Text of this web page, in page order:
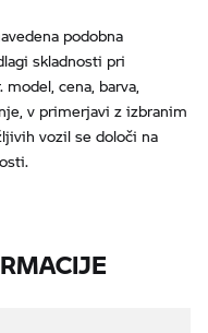
podobna
skladnosti pri
cena, barva,
v primerjavi z izbranim
vozil se določi na